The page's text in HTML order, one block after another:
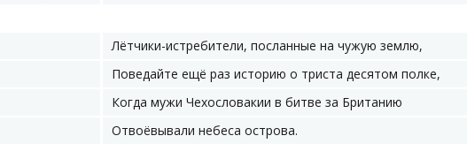
Лётчики-истребители, посланные на чужую землю,
Поведайте ещё раз историю о триста десятом полке,
Когда мужи Чехословакии в битве за Британию
Отвоёвывали небеса острова.